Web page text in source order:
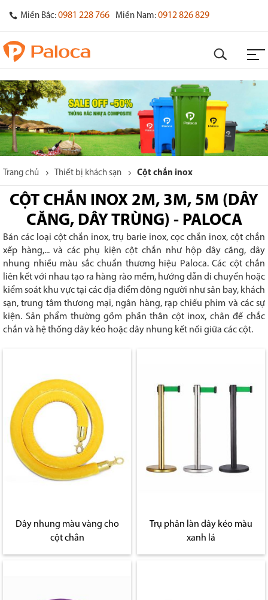
Miền Bắc: 0981 228 766 Miền Nam: 0912 826 829
Trang chủ Thiết bị khách sạn Cột chắn inox
CỘT CHẮN INOX 2M, 3M, 5M (DÂY
CĂNG, DÂY TRÙNG) - PALOCA
Bán các loại cột chắn inox, trụ barie inox, cọc chắn inox, cột chắn
xếp hàng,... và các phụ kiện cột chắn như hộp dây căng, dây
nhung nhiều màu sắc chuẩn thương hiệu Paloca. Các cột chắn
liên kết với nhau tạo ra hàng rào mềm, hướng dẫn di chuyển hoặc
kiểm soát khu vực tại các địa điểm đông người như sân bay, khách
sạn, trung tâm thương mại, ngân hàng, rạp chiếu phim và các sự
kiện. Sản phẩm thường gồm phần thân cột inox, chân đế chắc
chắn và hệ thống dây kéo hoặc dây nhung kết nối giữa các cột.
Dây nhung màu vàng cho
cột chắn
Trụ phân làn dây kéo màu
xanh lá